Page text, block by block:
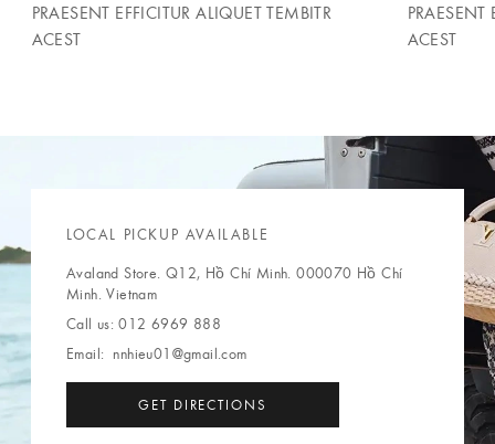
PRAESENT EFFICITUR ALIQUET TEMBITR
ACEST
PRAESENT
ACEST
LOCAL PICKUP AVAILABLE
Avaland Store. Q12, Hồ Chí Minh. 000070 Hồ Chí
Minh. Vietnam
Call us: 012 6969 888
Email: nnhieu01@gmail.com
GET DIRECTIONS